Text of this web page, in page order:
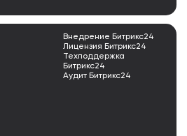
Внедрение Битрикс24
Лицензия Битрикс24
Техподдержка
Битрикс24
Аудит Битрикс24